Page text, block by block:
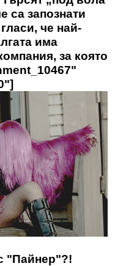
са запознати
че най-
има
за която
"Пайнер"?!